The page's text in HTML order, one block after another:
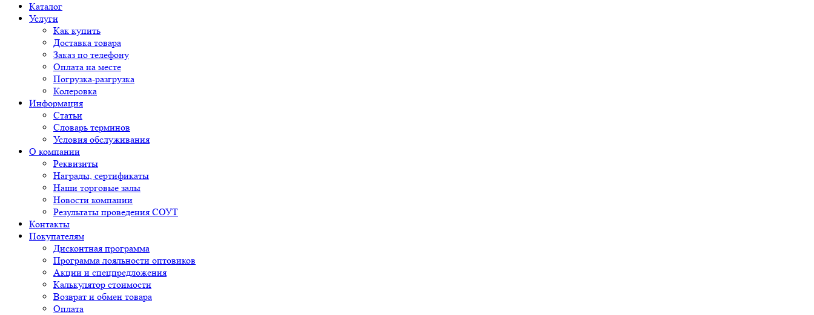
Каталог
Услуги
Как купить
Доставка товара
Заказ по телефону
Оплата на месте
Погрузка-разгрузка
Колеровка
Информация
Статьи
Словарь терминов
Условия обслуживания
О компании
Реквизиты
Награды, сертификаты
Наши торговые залы
Новости компании
Результаты проведения СОУТ
Контакты
Покупателям
Дисконтная программа
Программа лояльности оптовиков
Акции и спецпредложения
Калькулятор стоимости
Возврат и обмен товара
Оплата